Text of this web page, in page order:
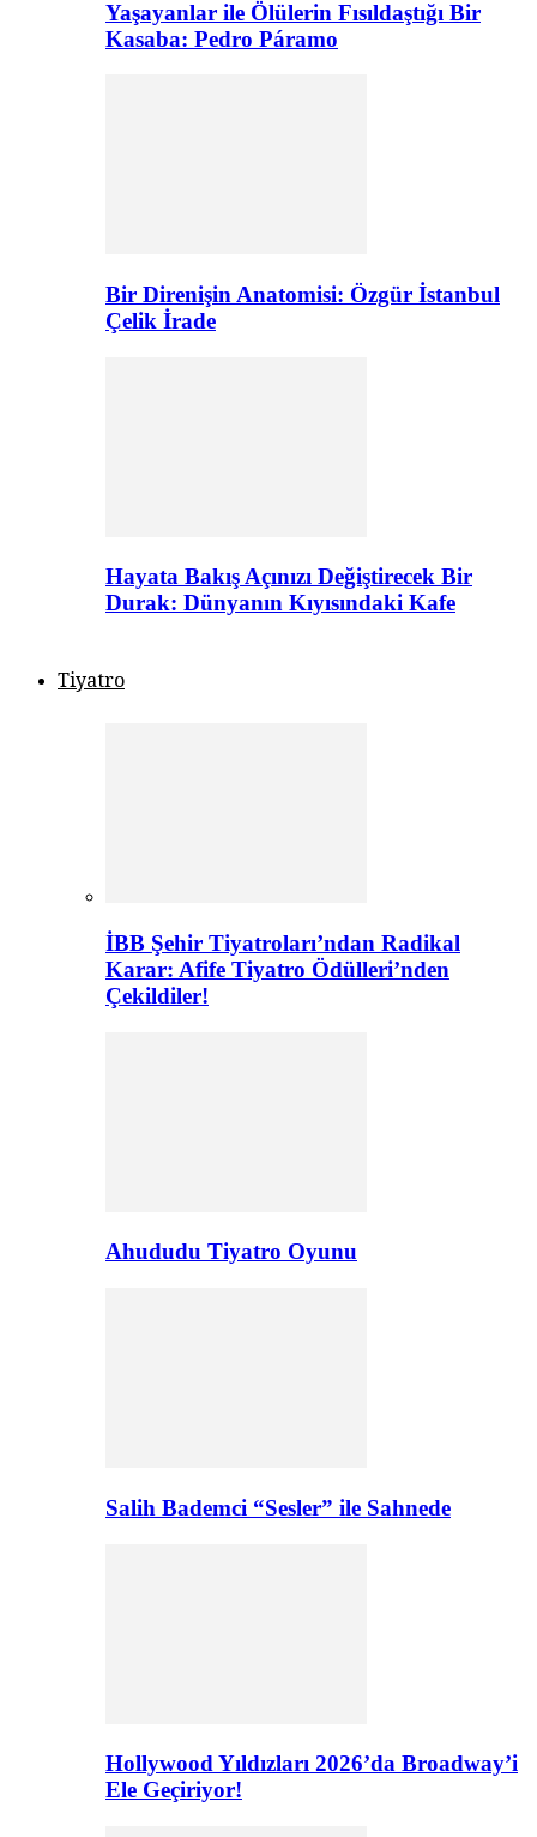
Yaşayanlar ile Ölülerin Fısıldaştığı Bir
Kasaba: Pedro Páramo
Bir Direnişin Anatomisi: Özgür İstanbul
Çelik İrade
Hayata Bakış Açınızı Değiştirecek Bir
Durak: Dünyanın Kıyısındaki Kafe
Tiyatro
İBB Şehir Tiyatroları’ndan Radikal
Karar: Afife Tiyatro Ödülleri’nden
Çekildiler!
Ahududu Tiyatro Oyunu
Salih Bademci “Sesler” ile Sahnede
Hollywood Yıldızları 2026’da Broadway’i
Ele Geçiriyor!